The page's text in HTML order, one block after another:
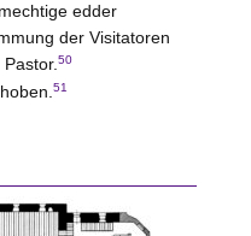
edder
der Visitatoren
50
51